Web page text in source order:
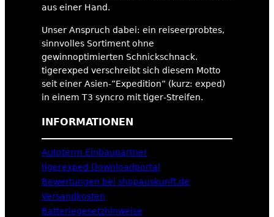
aus einer Hand.
Unser Anspruch dabei: ein reiseerprobtes,
sinnvolles Sortiment ohne
gewinnoptimierten Schnickschnack.
tigerexped verschreibt sich diesem Motto
seit einer Asien-”Expedition” (kurz: exped)
in einem T3 syncro mit tiger-Streifen.
INFORMATIONEN
Autoterm Einbaupartner
tigerexped Downloadportal
Bewertungen bei shopauskunft.de
Versandkosten
Batteriegesetzhinweise